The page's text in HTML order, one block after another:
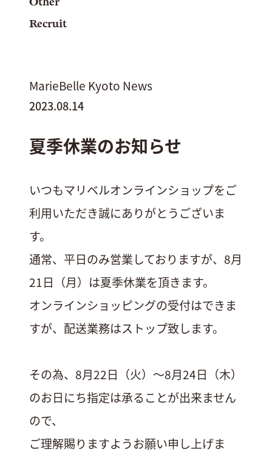
Recruit
MarieBelle Kyoto News
2023.08.14
夏季休業のお知らせ
いつもマリベルオンラインショップをご
利用いただき誠にありがとうございま
す。
通常、平日のみ営業しておりますが、8月
21日（月）は夏季休業を頂きます。
オンラインショッピングの受付はできま
すが、配送業務はストップ致します。
その為、8月22日（火）〜8月24日（木）
のお日にち指定は承ることが出来ません
ので、
ご理解賜りますようお願い申し上げま